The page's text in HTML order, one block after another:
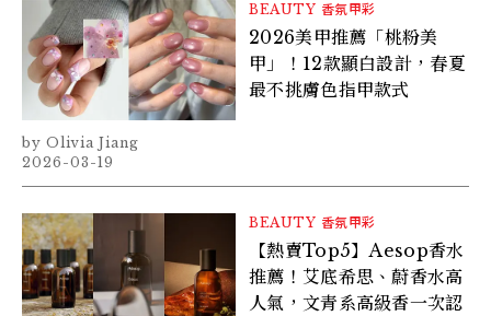
BEAUTY 香氛甲彩
2026美甲推薦「桃粉美
甲」！12款顯白設計，春夏
最不挑膚色指甲款式
Olivia Jiang
2026-03-19
BEAUTY 香氛甲彩
【熱賣Top5】Aesop香水
推薦！艾底希思、蔚香水高
人氣，文青系高級香一次認